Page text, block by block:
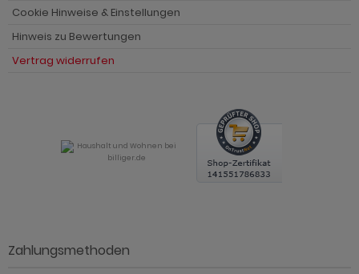
Cookie Hinweise & Einstellungen
Hinweis zu Bewertungen
Vertrag widerrufen
Zahlungsmethoden